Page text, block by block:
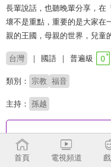
長輩說話，也聽晚輩分享，在
壞不是重點，重要的是大家在
親的王國，母親的世界，兒童
台灣 國語 普遍級
類別： 宗教 福音
主持： 孫越
首頁 電視頻道